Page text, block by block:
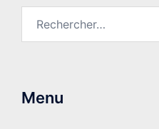
Menu